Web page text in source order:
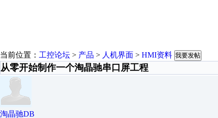
当前位置： 工控论坛 > 产品 > 人机界面 > HMI资料 我要发帖
从零开始制作一个淘晶驰串口屏工程
淘晶驰DB